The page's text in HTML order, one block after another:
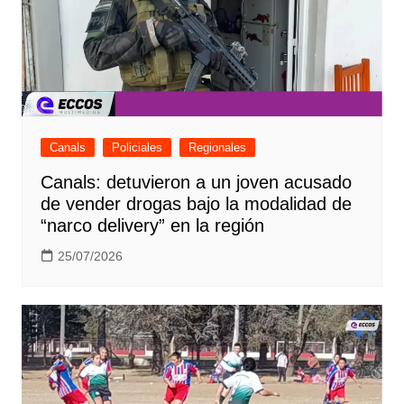
Canals Policiales Regionales
Canals: detuvieron a un joven acusado
de vender drogas bajo la modalidad de
“narco delivery” en la región
25/07/2026